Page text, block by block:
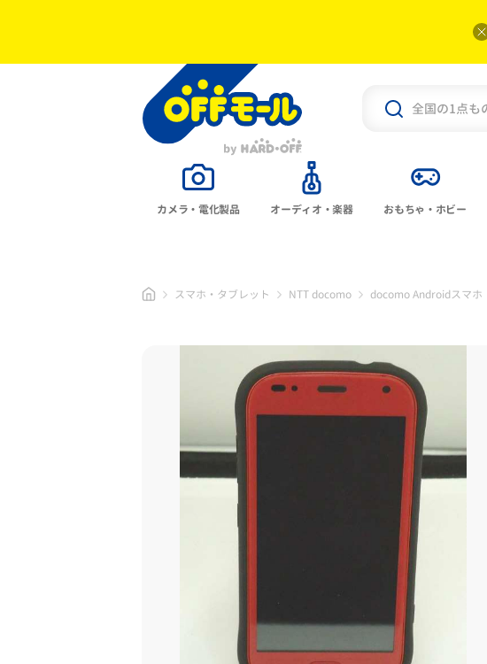
カメラ・電化製品 オーディオ・楽器 おもちゃ・ホビー
スマホ・タブレット NTT docomo docomo Androidスマホ